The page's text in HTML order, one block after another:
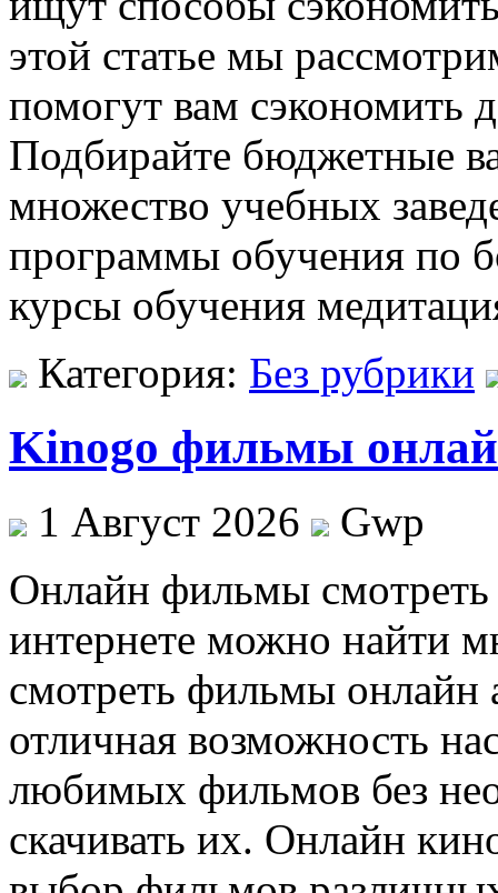
этой статье мы
помогут вам сэкономить
Подбирайте бюджетные
множество учебных
программы обучения по
курсы обучения
Категория: Без рубрики
Kinogo фильмы
1 Август 2026
Gwp
Oнлaйн фильмы смoтрeть
интернете можно найти
смотреть фильмы онлайн
отличная возможность
любимых фильмов без
скачивать их. Онлайн